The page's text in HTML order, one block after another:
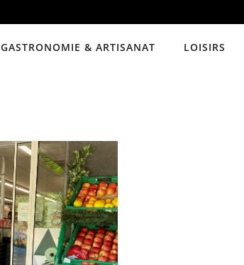
GASTRONOMIE & ARTISANAT LOISIRS